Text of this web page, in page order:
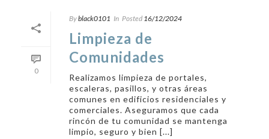
0
Byblack0101 In Posted 16/12/2024
Limpieza de
Comunidades
Realizamos limpieza de portales,
escaleras, pasillos, y otras áreas
comunes en edificios residenciales y
comerciales. Aseguramos que cada
rincón de tu comunidad se mantenga
limpio, seguro y bien [...]